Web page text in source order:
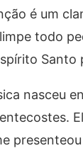
é um
todo
Santo
nasceu